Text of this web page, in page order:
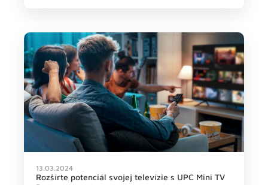
13.03.2024
Rozšírte potenciál svojej televízie s UPC Mini TV